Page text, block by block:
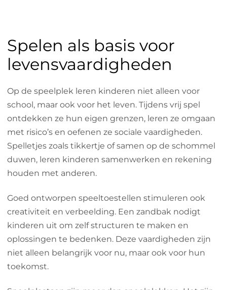
Spelen als basis voor
levensvaardigheden
Op de speelplek leren kinderen niet alleen voor
school, maar ook voor het leven. Tijdens vrij spel
ontdekken ze hun eigen grenzen, leren ze omgaan
met risico’s en oefenen ze sociale vaardigheden.
Spelletjes zoals tikkertje of samen op de schommel
duwen, leren kinderen samenwerken en rekening
houden met anderen.
Goed ontworpen speeltoestellen stimuleren ook
creativiteit en verbeelding. Een zandbak nodigt
kinderen uit om zelf structuren te maken en
oplossingen te bedenken. Deze vaardigheden zijn
niet alleen belangrijk voor nu, maar ook voor hun
toekomst.